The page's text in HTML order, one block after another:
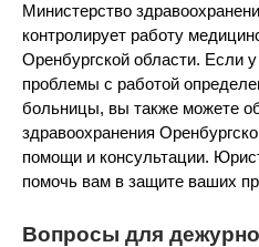
Министерство
контролирует работу
Оренбургской области. Если
проблемы с работой
больницы, вы также можете
здравоохранения
помощи и консультации.
помочь вам в защите ваших
Вопросы для